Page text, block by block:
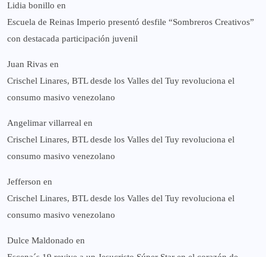
Lidia bonillo en
Escuela de Reinas Imperio presentó desfile “Sombreros Creativos”
con destacada participación juvenil
Juan Rivas en
Crischel Linares, BTL desde los Valles del Tuy revoluciona el
consumo masivo venezolano
Angelimar villarreal en
Crischel Linares, BTL desde los Valles del Tuy revoluciona el
consumo masivo venezolano
Jefferson en
Crischel Linares, BTL desde los Valles del Tuy revoluciona el
consumo masivo venezolano
Dulce Maldonado en